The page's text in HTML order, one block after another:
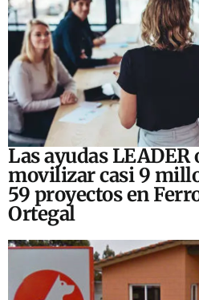
Las ayudas LEADER
movilizar casi 9
59 proyectos en
Ortegal